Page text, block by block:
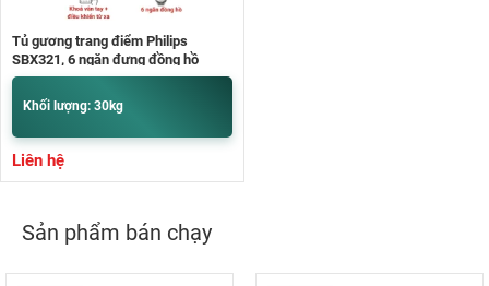
Tủ gương trang điểm Philips
SBX321, 6 ngăn đựng đồng hồ
Khối lượng: 30kg
Liên hệ
Sản phẩm bán chạy